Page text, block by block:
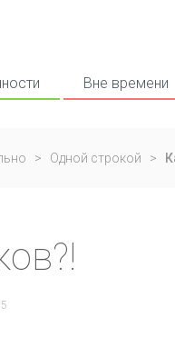
Вне времени
> Одной строкой >